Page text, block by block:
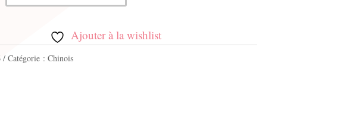
Ajouter à la wishlist
Catégorie : Chinois